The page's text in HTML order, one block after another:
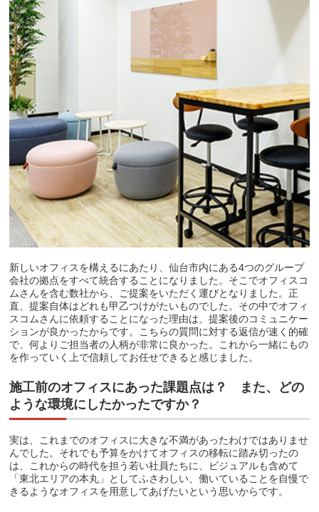
新しいオフィスを構えるにあたり、仙台市内にある4つのグループ
会社の拠点をすべて統合することになりました。そこでオフィスコ
ムさんを含む数社から、ご提案をいただく運びとなりました。正
直、提案自体はどれも甲乙つけがたいものでした。その中でオフィ
スコムさんに依頼することになった理由は、提案後のコミュニケー
ションが良かったからです。こちらの質問に対する返信が速く的確
で、何よりご担当者の人柄が非常に良かった。これから一緒にもの
を作っていく上で信頼してお任せできると感じました。
施工前のオフィスにあった課題点は？ また、どの
ような環境にしたかったですか？
実は、これまでのオフィスに大きな不満があったわけではありませ
んでした。それでも予算をかけてオフィスの移転に踏み切ったの
は、これからの時代を担う若い社員たちに、ビジュアルも含めて
「東北エリアの本丸」としてふさわしい、働いていることを自慢で
きるようなオフィスを用意してあげたいという思いからです。